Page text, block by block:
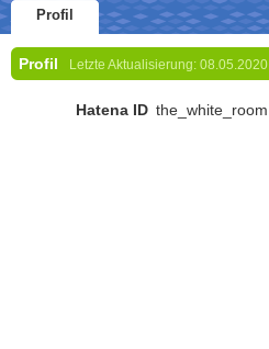
Profil
Profil Letzte Aktualisierung: 08.05.2020
Hatena ID the_white_room